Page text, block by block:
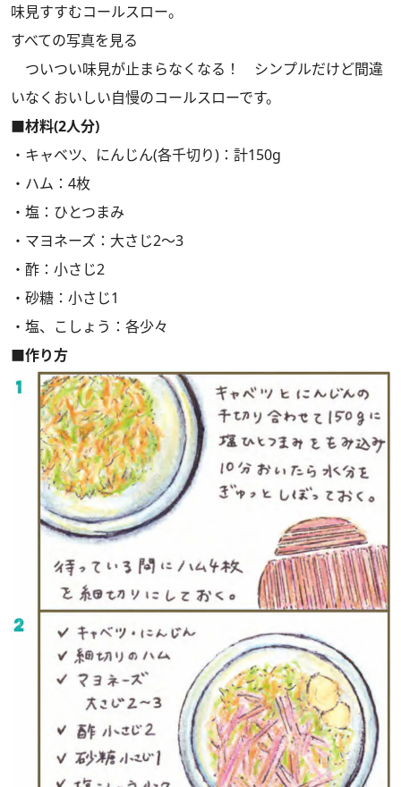
味見すすむコールスロー。
すべての写真を見る
ついつい味見が止まらなくなる！ シンプルだけど間違
いなくおいしい自慢のコールスローです。
■材料(2人分)
・キャベツ、にんじん(各千切り)：計150g
・ハム：4枚
・塩：ひとつまみ
・マヨネーズ：大さじ2～3
・酢：小さじ2
・砂糖：小さじ1
・塩、こしょう：各少々
■作り方